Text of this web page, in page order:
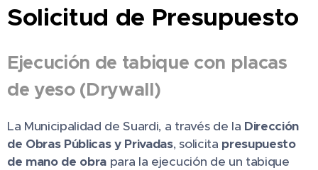
Solicitud de Presupuesto
Ejecución de tabique con placas
de yeso (Drywall)
La Municipalidad de Suardi, a través de la Dirección
de Obras Públicas y Privadas, solicita presupuesto
de mano de obra para la ejecución de un tabique